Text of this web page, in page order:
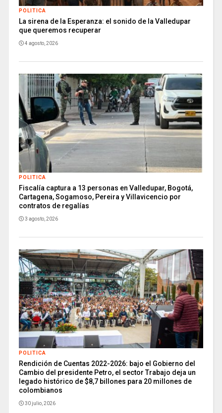
POLITICA
La sirena de la Esperanza: el sonido de la Valledupar
que queremos recuperar
4 agosto, 2026
POLITICA
Fiscalía captura a 13 personas en Valledupar, Bogotá,
Cartagena, Sogamoso, Pereira y Villavicencio por
contratos de regalías
3 agosto, 2026
POLITICA
Rendición de Cuentas 2022-2026: bajo el Gobierno del
Cambio del presidente Petro, el sector Trabajo deja un
legado histórico de $8,7 billones para 20 millones de
colombianos
30 julio, 2026